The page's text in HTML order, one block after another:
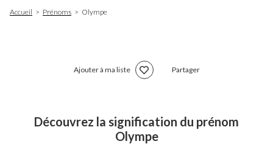
d'Ariane
Accueil Prénoms Olympe
Ajouter à ma liste Partager
Découvrez la signification du prénom
Olympe